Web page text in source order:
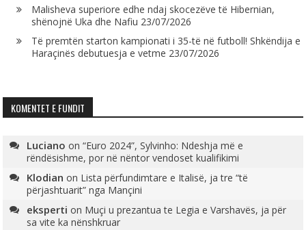
Malisheva superiore edhe ndaj skocezëve të Hibernian,
shënojnë Uka dhe Nafiu 23/07/2026
Të premtën starton kampionati i 35-të në futboll! Shkëndija e
Haraçinës debutuesja e vetme 23/07/2026
KOMENTET E FUNDIT
Luciano on“Euro 2024”, Sylvinho: Ndeshja më e
rëndësishme, por në nëntor vendoset kualifikimi
Klodian on Lista përfundimtare e Italisë, ja tre “të
përjashtuarit” nga Mançini
eksperti on Muçi u prezantua te Legia e Varshavës, ja për
sa vite ka nënshkruar